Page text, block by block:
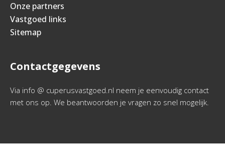
Onze partners
Vastgoed links
Sitemap
Contactgegevens
Via info @ cuperusvastgoed.nl neem je eenvoudig contact
met ons op. We beantwoorden je vragen zo snel mogelijk.